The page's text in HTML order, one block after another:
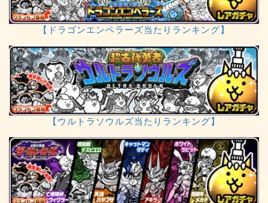
【ドラゴンエンペラーズ当たりランキング】
【ウルトラソウルズ当たりランキング】